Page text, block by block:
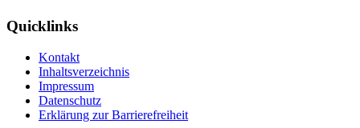
Quicklinks
Kontakt
Inhaltsverzeichnis
Impressum
Datenschutz
Erklärung zur Barrierefreiheit